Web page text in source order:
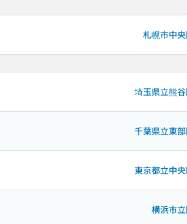
札幌市中
埼玉県立熊
千葉県立東
東京都立中
横浜市